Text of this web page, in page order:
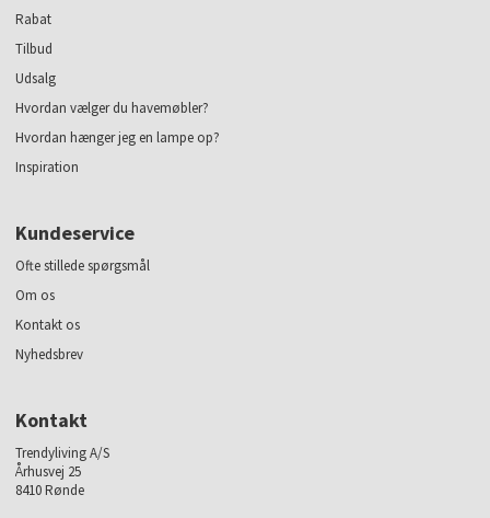
Rabat
Tilbud
Udsalg
Hvordan vælger du havemøbler?
Hvordan hænger jeg en lampe op?
Inspiration
Kundeservice
Ofte stillede spørgsmål
Om os
Kontakt os
Nyhedsbrev
Kontakt
Trendyliving A/S
Århusvej 25
8410 Rønde